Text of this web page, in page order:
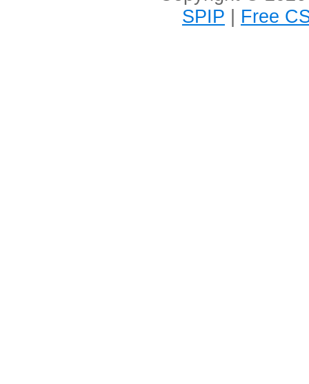
SPIP | Free